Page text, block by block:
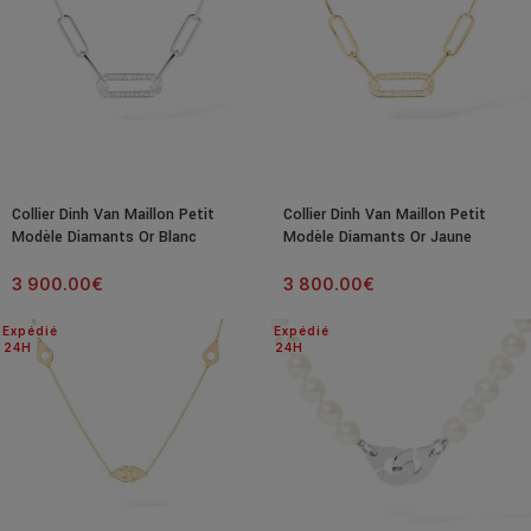
Collier Dinh Van Maillon Petit
Modèle Diamants Or Blanc
3 900.00€
Collier Dinh Van Maillon Petit
Modèle Diamants Or Jaune
3 800.00€
24H
Expédié
24H
Expédié